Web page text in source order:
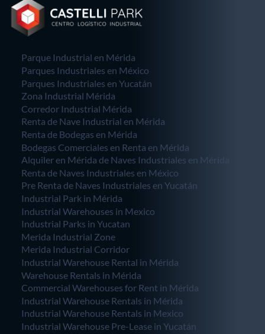
Parque Industrial en Mérida
Parques Industriales en México
Parques Industriales en Yucatán
Zona Industrial Mérida
Corredor Industrial Mérida
Renta de Nave Industrial en Mérida
Renta de Bodegas en Mérida
Bodegas Comerciales en Renta en Mérida
Alquiler en Mérida de Naves Industriales en Mérida
Renta de Naves Industriales en México
Pre Renta de Naves Industriales en Yucatán
Industrial Park in Mérida
Industrial Warehouses in Mexico
Industrial Parks in Yucatan
Merida Industrial Zone
Merida Industrial Corridor
Industrial Warehouse Rental in Mérida
Warehouse Rentals in Mérida
Commercial Warehouses for Rent in Mérida
Industrial Warehouse Rentals in Mérida
Industrial Warehouse Rentals in Mexico
Industrial Warehouse Pre-Lease in Yucatán